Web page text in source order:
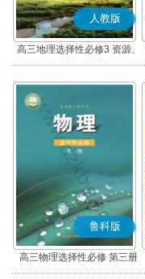
人教版
高三地理选择性必修3 资源、
环境与国家安全
鲁科版
高三物理选择性必修 第三册